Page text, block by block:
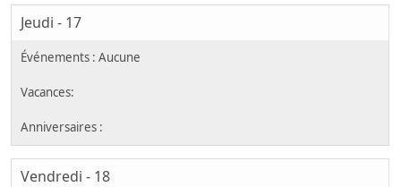
Jeudi - 17
Vendredi - 18